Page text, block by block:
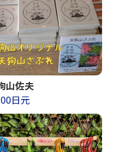
山佐夫
日元